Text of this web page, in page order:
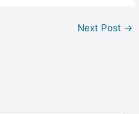
Next Post →